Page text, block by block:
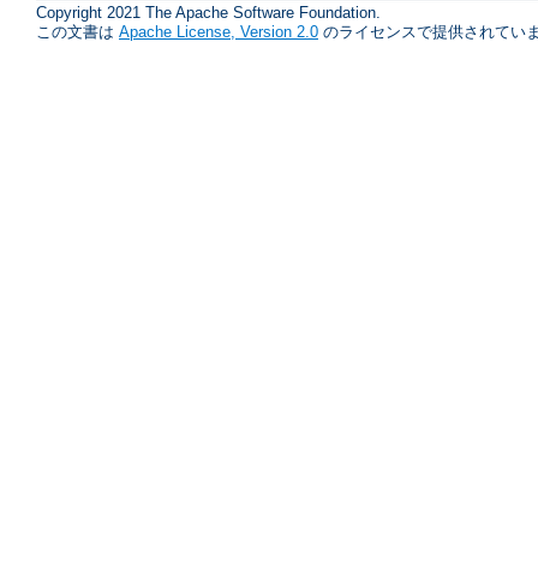
Copyright 2021 The Apache Software Foundation.
この文書は Apache License, Version 2.0 のライセンスで提供されてい